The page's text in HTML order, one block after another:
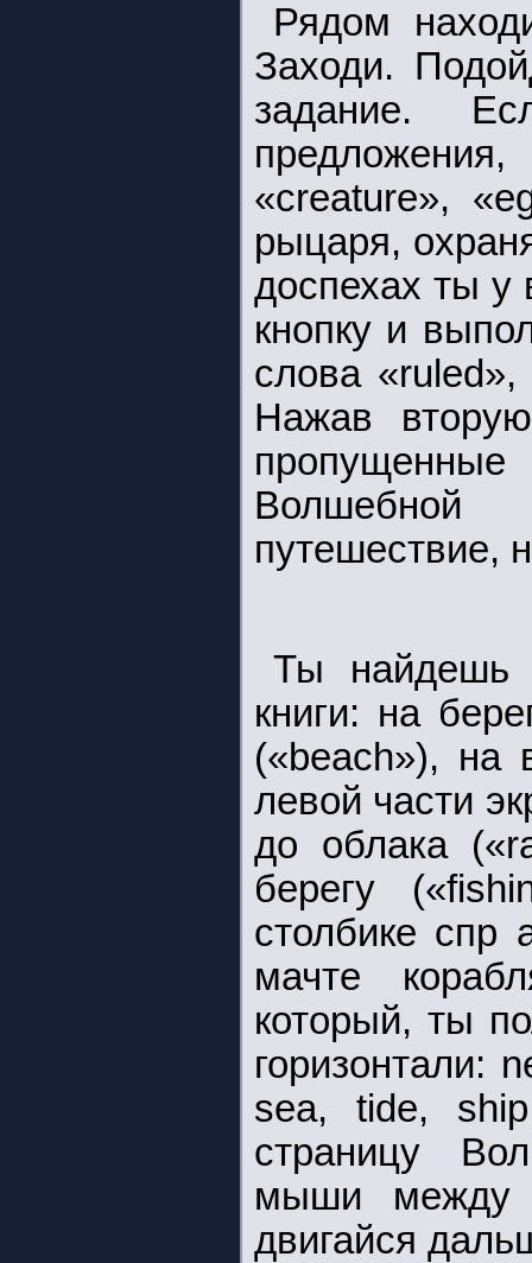
Рядом
Заходи.
задание.
«creature»,
рыцаря,
доспехах ты
кнопку и
слова
Нажав
путешествие,
Ты найдешь
книги: на
(«beach»), на
левой части
до облака
берегу
столбике спр
мачте
который, ты
горизонтали:
sea, tide,
страницу
мыши между
двигайся